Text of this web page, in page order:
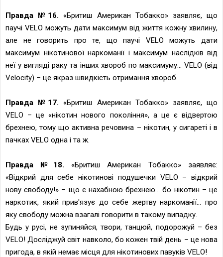
Правда №16. «Бритиш Американ Тобакко» заявляє, що
паучі VELO можуть дати максимум від життя кожну хвилину,
але не говорить про те, що паучі VELO можуть дати
максимум нікотинової наркоманії і максимум наслідків від
неї у вигляді раку та інших хвороб по максимуму... VELO (від
Velocity) – це якраз швидкість отримання хвороб.
Правда №17. «Бритиш Американ Тобакко» заявляє, що
VELO – це «нікотин нового покоління», а це є відвертою
брехнею, тому що активна речовина – нікотин, у сигареті і в
пачках VELO одна і та ж.
Правда №18. «Бритиш Американ Тобакко» заявляє:
«Відкрий для себе нікотинові подушечки VELO – відкрий
нову свободу!» – що є нахабною брехнею... бо нікотин – це
наркотик, який прив'язує до себе жертву наркоманії... про
яку свободу можна взагалі говорити в такому випадку.
Будь у русі, не зупиняйся, твори, танцюй, подорожуй – без
VELO! Досліджуй світ навколо, бо кожен твій день – це нова
пригода, в якій немає місця для нікотинових павуків VELO!